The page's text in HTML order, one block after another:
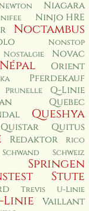
Newton
Niagara
Ninjo HRE
Noctambus
Nonstop
Nostalgie
Novac
Népal
Orient
Pferdekauf
Prunelle Q-Linie
Quebec
Queshya
Quistar Quitus
Redaktor
Rico
Schwand Schweiz
Springen
Stute
Trevis U-Linie
Linie Vaillant